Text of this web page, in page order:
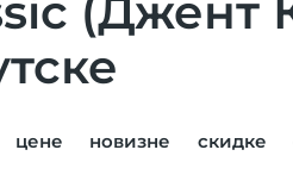
(Джент
цене новизне скидке